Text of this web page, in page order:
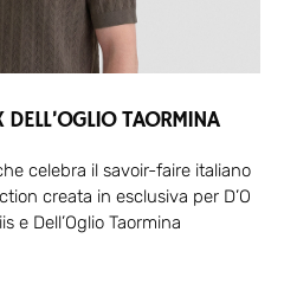
TAORMINA
celebra il savoir-faire italiano
creata in esclusiva per D’O
e Dell’Oglio Taormina